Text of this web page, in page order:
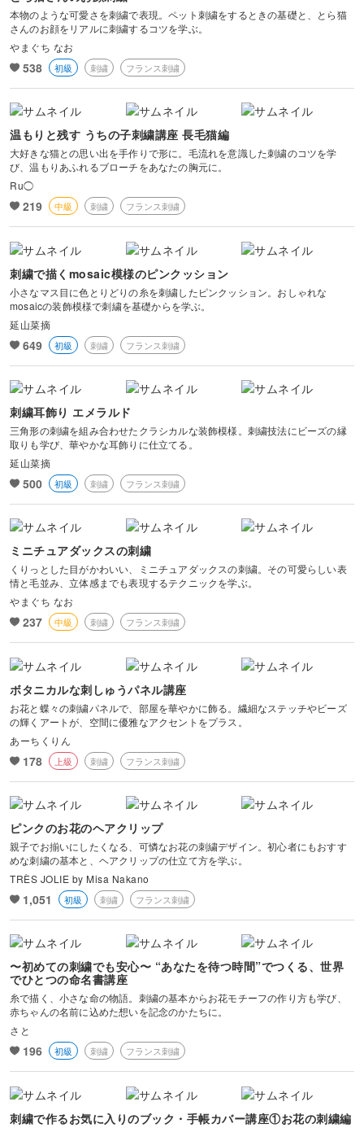
本物のような可愛さを刺繍で表現。ペット刺繍をするときの基礎と、とら猫
さんのお顔をリアルに刺繍するコツを学ぶ。
やまぐち なお
538 初級 刺繍 フランス刺繍
温もりと残す うちの子刺繍講座 長毛猫編
大好きな猫との思い出を手作りで形に。毛流れを意識した刺繍のコツを学
び、温もりあふれるブローチをあなたの胸元に。
Ru◯
219 中級 刺繍 フランス刺繍
刺繍で描くmosaic模様のピンクッション
小さなマス目に色とりどりの糸を刺繍したピンクッション。おしゃれな
mosaicの装飾模様で刺繍を基礎からを学ぶ。
延山菜摘
649 初級 刺繍 フランス刺繍
刺繍耳飾り エメラルド
三角形の刺繍を組み合わせたクラシカルな装飾模様。刺繍技法にビーズの縁
取りも学び、華やかな耳飾りに仕立てる。
延山菜摘
500 初級 刺繍 フランス刺繍
ミニチュアダックスの刺繍
くりっとした目がかわいい、ミニチュアダックスの刺繍。その可愛らしい表
情と毛並み、立体感までも表現するテクニックを学ぶ。
やまぐち なお
237 中級 刺繍 フランス刺繍
ボタニカルな刺しゅうパネル講座
お花と蝶々の刺繍パネルで、部屋を華やかに飾る。繊細なステッチやビーズ
の輝くアートが、空間に優雅なアクセントをプラス。
あーちくりん
178 上級 刺繍 フランス刺繍
ピンクのお花のヘアクリップ
親子でお揃いにしたくなる、可憐なお花の刺繍デザイン。初心者にもおすす
めな刺繍の基本と、ヘアクリップの仕立て方を学ぶ。
TRÈS JOLIE by Misa Nakano
1,051 初級 刺繍 フランス刺繍
〜初めての刺繍でも安心〜 “あなたを待つ時間”でつくる、世界
でひとつの命名書講座
糸で描く、小さな命の物語。刺繍の基本からお花モチーフの作り方も学び、
赤ちゃんの名前に込めた想いを記念のかたちに。
さと
196 初級 刺繍 フランス刺繍
刺繍で作るお気に入りのブック・手帳カバー講座①お花の刺繍編